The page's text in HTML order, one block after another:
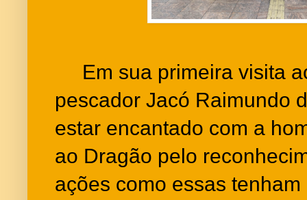
Em sua primeira visita
pescador Jacó Raimundo
estar encantado com a
ao Dragão pelo
ações como essas